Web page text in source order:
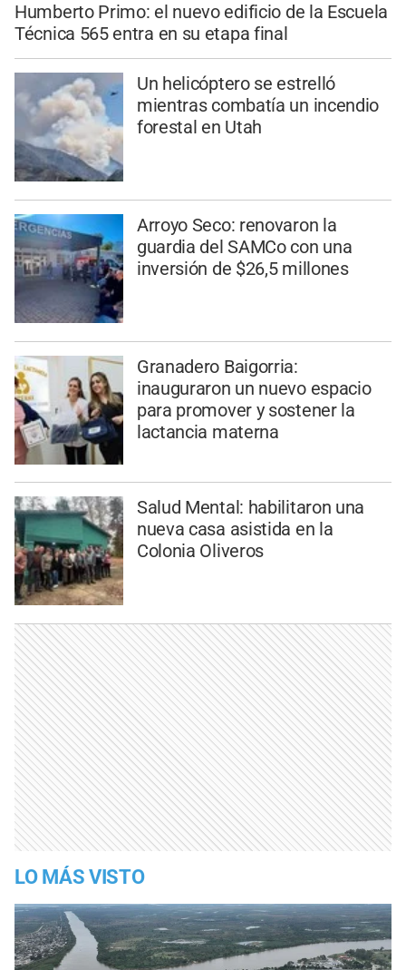
Humberto Primo: el nuevo edificio de la Escuela
Técnica 565 entra en su etapa final
Un helicóptero se estrelló
mientras combatía un incendio
forestal en Utah
Arroyo Seco: renovaron la
guardia del SAMCo con una
inversión de $26,5 millones
Granadero Baigorria:
inauguraron un nuevo espacio
para promover y sostener la
lactancia materna
Salud Mental: habilitaron una
nueva casa asistida en la
Colonia Oliveros
LO MÁS VISTO